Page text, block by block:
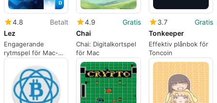
4.8
Betalt
Lez
Engagerande
rytmspel för Mac-
användare
4.9
Gratis
Chai
Chai: Digitalkortspel
för Mac
3.7
Gratis
Tonkeeper
Effektiv plånbok för
Toncoin